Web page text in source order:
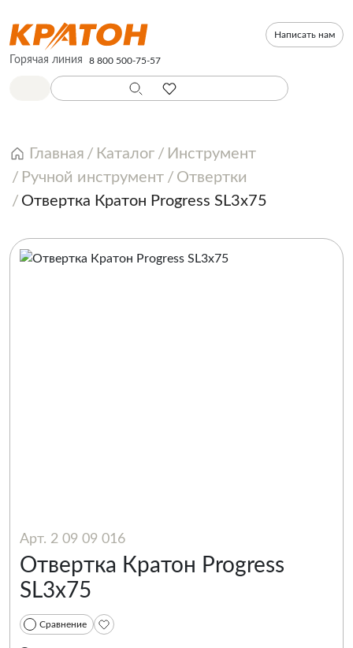
Написать нам
Горячая линия 8 800 500-75-57
Главная Каталог
Инструмент
Ручной инструмент
Отвертки
Отвертка Кратон Progress SL3х75
Арт. 2 09 09 016
Отвертка Кратон Progress
SL3х75
Сравнение